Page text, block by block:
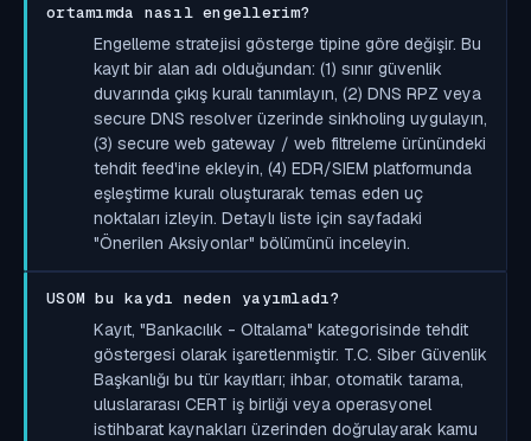
ortamımda nasıl engellerim?
Engelleme stratejisi gösterge tipine göre değişir. Bu
kayıt bir alan adı olduğundan: (1) sınır güvenlik
duvarında çıkış kuralı tanımlayın, (2) DNS RPZ veya
secure DNS resolver üzerinde sinkholing uygulayın,
(3) secure web gateway / web filtreleme ürünündeki
tehdit feed'ine ekleyin, (4) EDR/SIEM platformunda
eşleştirme kuralı oluşturarak temas eden uç
noktaları izleyin. Detaylı liste için sayfadaki
"Önerilen Aksiyonlar" bölümünü inceleyin.
USOM bu kaydı neden yayımladı?
Kayıt, "Bankacılık - Oltalama" kategorisinde tehdit
göstergesi olarak işaretlenmiştir. T.C. Siber Güvenlik
Başkanlığı bu tür kayıtları; ihbar, otomatik tarama,
uluslararası CERT iş birliği veya operasyonel
istihbarat kaynakları üzerinden doğrulayarak kamu